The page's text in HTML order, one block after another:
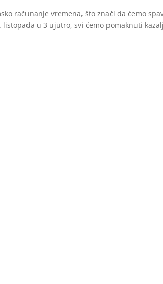
računanje vremena, što znači da ćemo
u 3 ujutro, svi ćemo pomaknuti